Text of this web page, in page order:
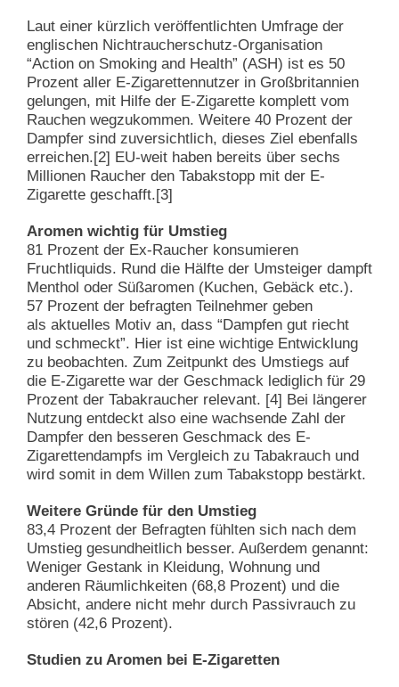
Laut einer kürzlich veröffentlichten Umfrage der
englischen Nichtraucherschutz-Organisation
“Action on Smoking and Health” (ASH) ist es 50
Prozent aller E-Zigarettennutzer in Großbritannien
gelungen, mit Hilfe der E-Zigarette komplett vom
Rauchen wegzukommen. Weitere 40 Prozent der
Dampfer sind zuversichtlich, dieses Ziel ebenfalls
erreichen.[2] EU-weit haben bereits über sechs
Millionen Raucher den Tabakstopp mit der E-
Zigarette geschafft.[3]
Aromen wichtig für Umstieg
81 Prozent der Ex-Raucher konsumieren
Fruchtliquids. Rund die Hälfte der Umsteiger dampft
Menthol oder Süßaromen (Kuchen, Gebäck etc.).
57 Prozent der befragten Teilnehmer geben
als aktuelles Motiv an, dass “Dampfen gut riecht
und schmeckt”. Hier ist eine wichtige Entwicklung
zu beobachten. Zum Zeitpunkt des Umstiegs auf
die E-Zigarette war der Geschmack lediglich für 29
Prozent der Tabakraucher relevant. [4] Bei längerer
Nutzung entdeckt also eine wachsende Zahl der
Dampfer den besseren Geschmack des E-
Zigarettendampfs im Vergleich zu Tabakrauch und
wird somit in dem Willen zum Tabakstopp bestärkt.
Weitere Gründe für den Umstieg
83,4 Prozent der Befragten fühlten sich nach dem
Umstieg gesundheitlich besser. Außerdem genannt:
Weniger Gestank in Kleidung, Wohnung und
anderen Räumlichkeiten (68,8 Prozent) und die
Absicht, andere nicht mehr durch Passivrauch zu
stören (42,6 Prozent).
Studien zu Aromen bei E-Zigaretten